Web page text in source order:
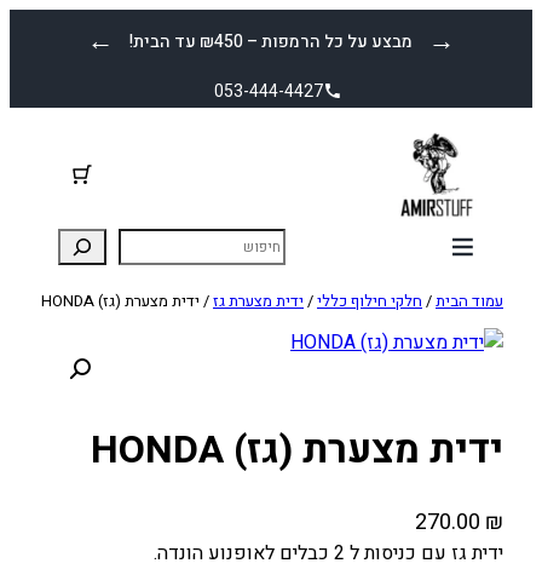
← מבצע על כל הרמפות – ₪450 עד הבית! →
053-444-4427
עמוד הבית/ חלקי חילוף כללי/ ידית מצערת גז/ ידית מצערת (גז) HONDA
ידית מצערת (גז) HONDA
270.00 ₪
ידית גז עם כניסות ל 2 כבלים לאופנוע הונדה.